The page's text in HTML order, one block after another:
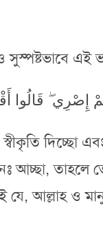
এই
إِصْرِي ۖ قَالُوا
দিচ্ছো
আচ্ছা,
আল্লাহ ও